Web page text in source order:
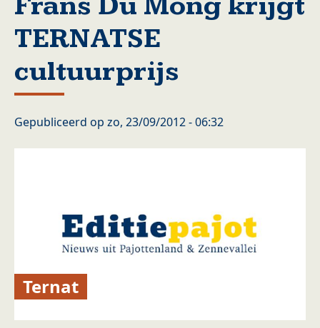
TERNATSE
cultuurprijs
Gepubliceerd op zo, 23/09/2012 - 06:32
Ternat